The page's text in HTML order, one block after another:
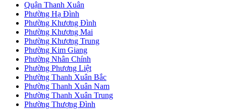
Quận Thanh Xuân
Phường Hạ Đình
Phường Khương Đình
Phường Khương Mai
Phường Khương Trung
Phường Kim Giang
Phường Nhân Chính
Phường Phương Liệt
Phường Thanh Xuân Bắc
Phường Thanh Xuân Nam
Phường Thanh Xuân Trung
Phường Thượng Đình